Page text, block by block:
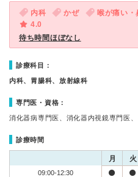
内科 かぜ
喉が痛い・
4.0
待ち時間ほぼなし
診療科目：
内科、胃腸科、放射線科
専門医・資格：
消化器病専門医、消化器内視鏡専門医
診療時間
月 火
09:00-12:30